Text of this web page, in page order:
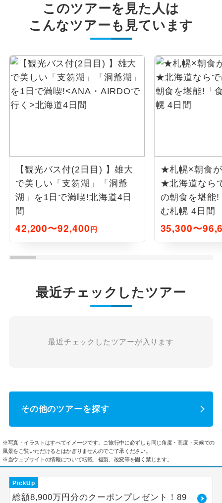
このツアーを見た人は
こんなツアーも見ています
【観光バス付(2日目) 】雄大
で美しい「支笏湖」「洞爺
湖」を1日で満喫!北海道4日
間
42,200〜92,400円
★札幌×朝食
★北海道なら
の朝食を堪能
む札幌 4日間
35,300〜
最近チェックしたツアー
最近チェックしたツアーが入ります
その他のツアーを探す
※写真・イラストはすべてイメージです。ご旅行中に必ずしも同じ角度・高度・天候での
風景をご覧いただけるとはかぎりませんのでご了承ください。
※当ウェブサイトの情報について転載、複製、改変等を固く禁じます。
PickUp
総額8,900万円分のクーポンプレゼント！89